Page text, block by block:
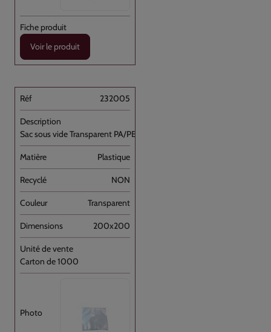
Voir le produit
232005
Sac sous vide Transparent PA/PE 20x20 //1000
Plastique
NON
Transparent
200x200
Carton de 1000